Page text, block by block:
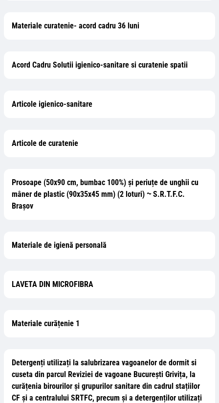
Materiale curatenie- acord cadru 36 luni
Acord Cadru Solutii igienico-sanitare si curatenie spatii
Articole igienico-sanitare
Articole de curatenie
Prosoape (50x90 cm, bumbac 100%) și periuțe de unghii cu
mâner de plastic (90x35x45 mm) (2 loturi) ⁓ S.R.T.F.C.
Brașov
Materiale de igienă personală
LAVETA DIN MICROFIBRA
Materiale curățenie 1
Detergenți utilizați la salubrizarea vagoanelor de dormit si
cuseta din parcul Reviziei de vagoane București Grivița, la
curățenia birourilor și grupurilor sanitare din cadrul stațiilor
CF și a centralului SRTFC, precum și a detergenților utilizați